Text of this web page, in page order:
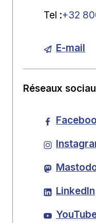
Tel :+32
E-mail
Réseaux
LinkedIn